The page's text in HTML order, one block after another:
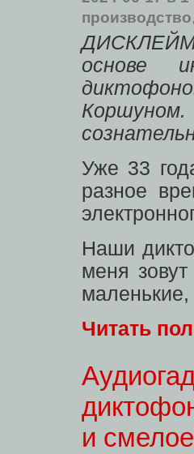
производство
основе
Уже 33
разное
Наши
меня
маленькие,
Читать
и